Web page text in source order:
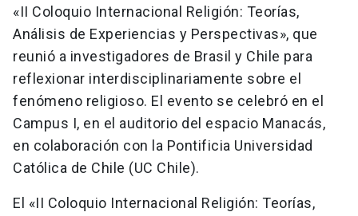
«II Coloquio Internacional Religión: Teorías,
Análisis de Experiencias y Perspectivas», que
reunió a investigadores de Brasil y Chile para
reflexionar interdisciplinariamente sobre el
fenómeno religioso. El evento se celebró en el
Campus I, en el auditorio del espacio Manacás,
en colaboración con la Pontificia Universidad
Católica de Chile (UC Chile).
El «II Coloquio Internacional Religión: Teorías,